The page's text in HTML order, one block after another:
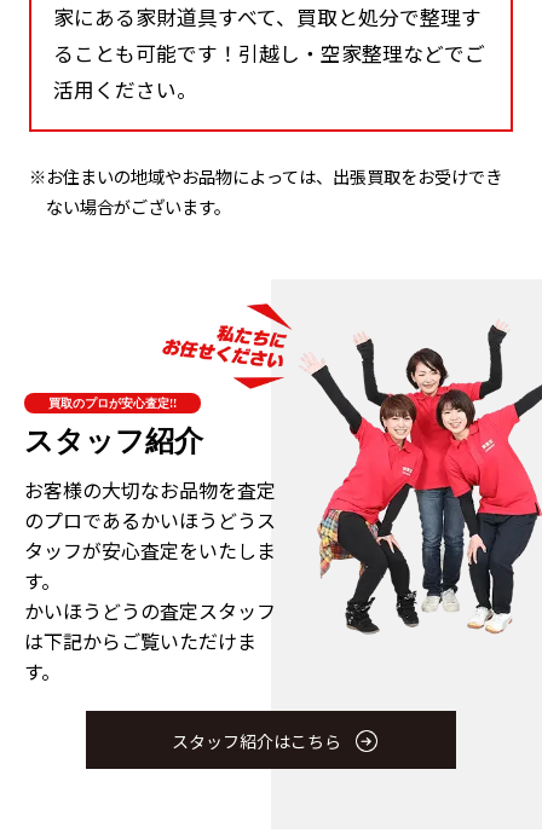
家にある家財道具すべて、買取と処分で整理す
ることも可能です！引越し・空家整理などでご
活用ください。
※お住まいの地域やお品物によっては、出張買取をお受けでき
ない場合がございます。
買取のプロが安心査定!!
スタッフ紹介
お客様の大切なお品物を査定
のプロであるかいほうどうス
タッフが安心査定をいたしま
す。
かいほうどうの査定スタッフ
は下記からご覧いただけま
す。
スタッフ紹介はこちら